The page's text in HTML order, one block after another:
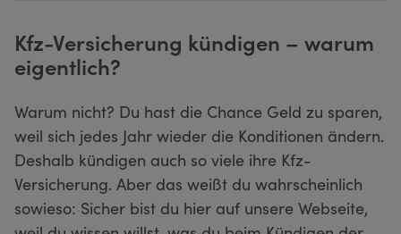
Kfz-Versicherung kündigen – warum
eigentlich?
Warum nicht? Du hast die Chance Geld zu sparen,
weil sich jedes Jahr wieder die Konditionen ändern.
Deshalb kündigen auch so viele ihre Kfz-
Versicherung. Aber das weißt du wahrscheinlich
sowieso: Sicher bist du hier auf unsere Webseite,